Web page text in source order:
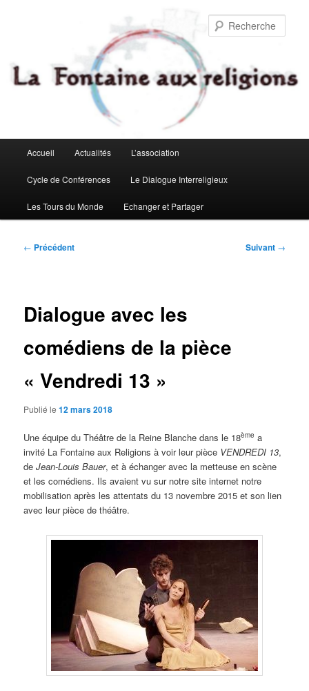
principal
Accueil Actualités L’association
Cycle de Conférences Le Dialogue Interreligieux
Les Tours du Monde Echanger et Partager
Navigation
← Précédent Suivant →
Dialogue avec les
comédiens de la pièce
« Vendredi 13 »
Publié le12 mars 2018
Une équipe du Théâtre de la Reine Blanche dans le 18ème a
invité La Fontaine aux Religions à voir leur pièce VENDREDI 13,
deJean-Louis Bauer, et à échanger avec la metteuse en scène
et les comédiens. Ils avaient vu sur notre site internet notre
mobilisation après les attentats du 13 novembre 2015 et son lien
avec leur pièce de théâtre.